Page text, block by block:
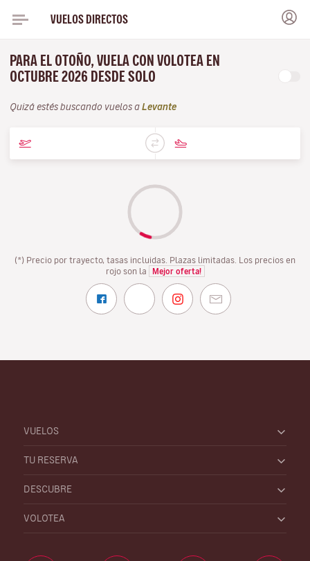
VUELOS DIRECTOS
PARA EL OTOÑO, VUELA CON VOLOTEA EN
OCTUBRE 2026 DESDE SOLO
Quizá estés buscando vuelos a Levante
(*) Precio por trayecto, tasas incluidas. Plazas limitadas. Los precios en
rojo son la
Mejor oferta!
VUELOS
TU RESERVA
DESCUBRE
VOLOTEA